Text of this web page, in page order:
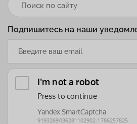
Подпишитесь на наши